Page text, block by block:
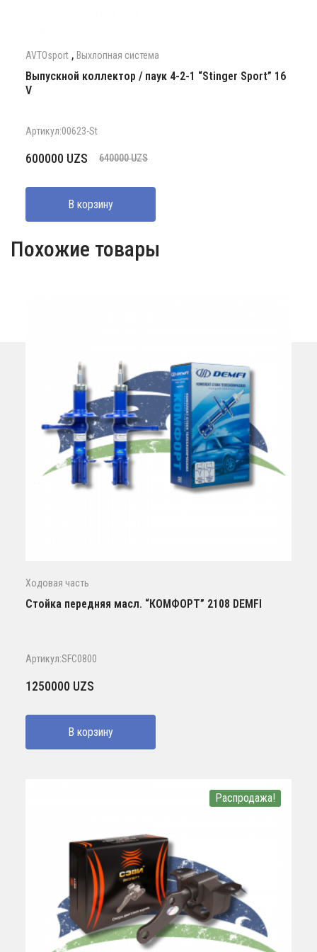
AVTOsport , Выхлопная система
Выпускной коллектор / паук 4-2-1 “Stinger Sport” 16
V
Артикул:00623-St
640000UZS
Первоначальная
составляла
640000 UZS.
600000 UZS
Текущая
600000 UZS.
В корзину
Похожие товары
Ходовая часть
Стойка передняя масл. “КОМФОРТ” 2108 DEMFI
Артикул:SFC0800
1250000 UZS
В корзину
Распродажа!